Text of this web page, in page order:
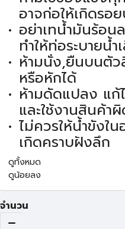
อาจก่อให้เกิดรอ
อย่าเทน้ำมันร้อน
ทำให้ท่อระบายน้ำ
ห้ามนั่ง,ยืนบนตัว
หรือหักได้
ห้ามดัดแปลง แ
และใช้งานสินค้า
ไม่ควรให้น้ำขังใ
เกิดคราบฝังลึก
ดูทั้งหมด
ดูน้อยลง
จำนวน